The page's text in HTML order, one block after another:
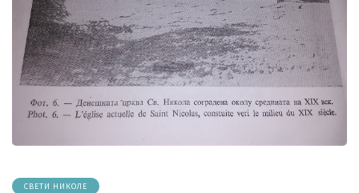
СВЕТИ НИКОЛЕ